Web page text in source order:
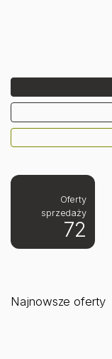
Oferty
sprzedaży
72
Najnowsze oferty